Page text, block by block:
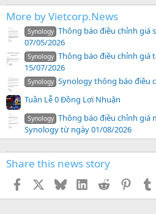
More by Vietcorp.News
Synology Thông báo điều chỉnh giá
07/05/2026
Synology Thông báo điều chỉnh giá
15/07/2026
Synology Synology thông báo điều
Tuần Lễ 0 Đồng Lợi Nhuận
Synology Thông báo điều chỉnh giá
Synology từ ngày 01/08/2026
Share this news story
Facebook BlueskyLinkedInReddit